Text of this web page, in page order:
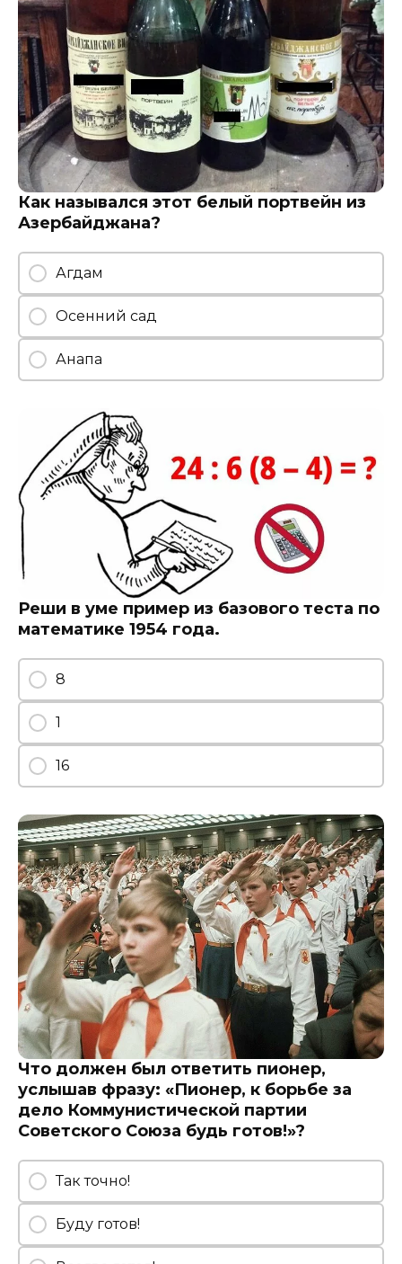
Как назывался этот белый портвейн из
Азербайджана?
Агдам
Осенний сад
Анапа
Реши в уме пример из базового теста по
математике 1954 года.
8
1
16
Что должен был ответить пионер,
услышав фразу: «Пионер, к борьбе за
дело Коммунистической партии
Советского Союза будь готов!»?
Так точно!
Буду готов!